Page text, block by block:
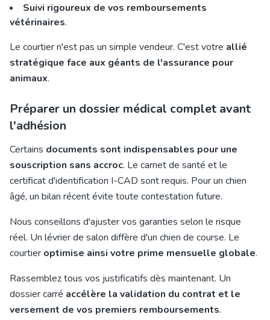
Suivi rigoureux de vos remboursements
vétérinaires.
Le courtier n'est pas un simple vendeur. C'est votre allié
stratégique face aux géants de l'assurance pour
animaux.
Préparer un dossier médical complet avant
l'adhésion
Certains documents sont indispensables pour une
souscription sans accroc. Le carnet de santé et le
certificat d'identification I-CAD sont requis. Pour un chien
âgé, un bilan récent évite toute contestation future.
Nous conseillons d'ajuster vos garanties selon le risque
réel. Un lévrier de salon diffère d'un chien de course. Le
courtier optimise ainsi votre prime mensuelle globale.
Rassemblez tous vos justificatifs dès maintenant. Un
dossier carré accélère la validation du contrat et le
versement de vos premiers remboursements.